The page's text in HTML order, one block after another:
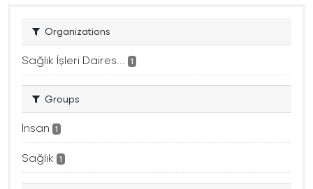
Organizations
Sağlık İşleri Daires... 1
Groups
İnsan 1
Sağlık 1